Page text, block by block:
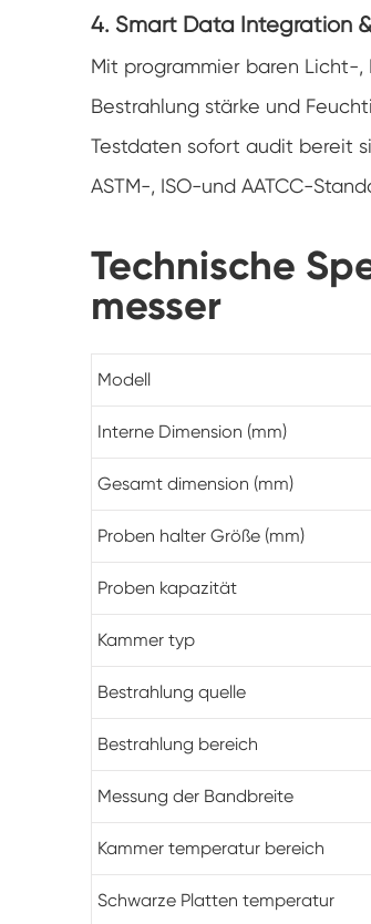
4. Smart Data Integration
Mit programmier baren Licht-,
Bestrahlung stärke und
Testdaten sofort audit bereit
ASTM-, ISO-und AATCC-
Technische
messer
Modell
Interne Dimension (mm)
Gesamt dimension (mm)
Proben halter Größe (mm)
Proben kapazität
Kammer typ
Bestrahlung quelle
Bestrahlung bereich
Messung der Bandbreite
Kammer temperatur bereich
Schwarze Platten temperatur